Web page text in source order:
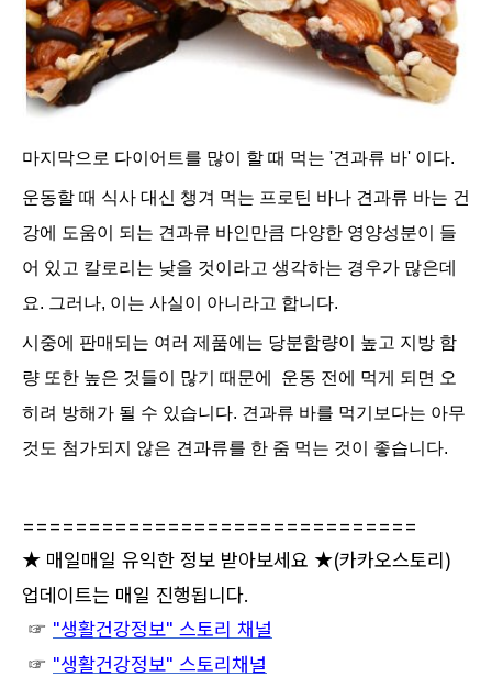
마지막으로 다이어트를 많이 할 때 먹는 '견과류 바' 이다.
운동할 때 식사 대신 챙겨 먹는 프로틴 바나 견과류 바는 건
강에 도움이 되는 견과류 바인만큼 다양한 영양성분이 들
어 있고 칼로리는 낮을 것이라고 생각하는 경우가 많은데
요. 그러나, 이는 사실이 아니라고 합니다.
시중에 판매되는 여러 제품에는 당분함량이 높고 지방 함
량 또한 높은 것들이 많기 때문에 운동 전에 먹게 되면 오
히려 방해가 될 수 있습니다. 견과류 바를 먹기보다는 아무
것도 첨가되지 않은 견과류를 한 줌 먹는 것이 좋습니다.
==============================
★ 매일매일 유익한 정보 받아보세요 ★(카카오스토리)
업데이트는 매일 진행됩니다.
☞ "생활건강정보" 스토리 채널
☞ "생활건강정보" 스토리채널